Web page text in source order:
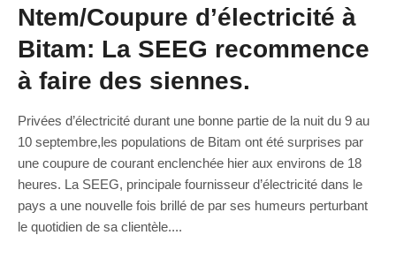
Ntem/Coupure d’électricité à
Bitam: La SEEG recommence
à faire des siennes.
Privées d’électricité durant une bonne partie de la nuit du 9 au
10 septembre,les populations de Bitam ont été surprises par
une coupure de courant enclenchée hier aux environs de 18
heures. La SEEG, principale fournisseur d’électricité dans le
pays a une nouvelle fois brillé de par ses humeurs perturbant
le quotidien de sa clientèle....